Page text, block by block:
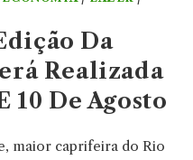
Da
Realizada
10 De Agosto
maior caprifeira do Rio